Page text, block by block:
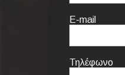
E-mail
Τηλέφωνο